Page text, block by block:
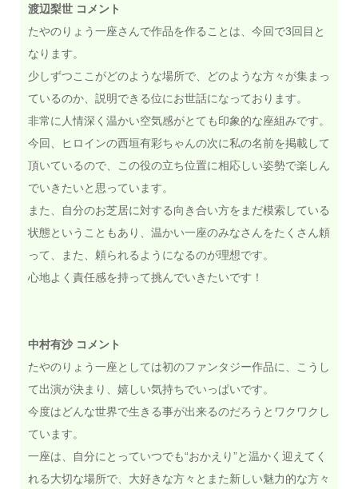
渡辺梨世 コメント
たやのりょう一座さんで作品を作ることは、今回で3回目と
なります。
少しずつここがどのような場所で、どのような方々が集まっ
ているのか、説明できる位にお世話になっております。
非常に人情深く温かい空気感がとても印象的な座組みです。
今回、ヒロインの西垣有彩ちゃんの次に私の名前を掲載して
頂いているので、この役の立ち位置に相応しい姿勢で楽しん
でいきたいと思っています。
また、自分のお芝居に対する向き合い方をまだ模索している
状態ということもあり、温かい一座のみなさんをたくさん頼
って、また、頼られるようになるのが理想です。
心地よく責任感を持って挑んでいきたいです！
中村有沙 コメント
たやのりょう一座としては初のファンタジー作品に、こうし
て出演が決まり、嬉しい気持ちでいっぱいです。
今度はどんな世界で生きる事が出来るのだろうとワクワクし
ています。
一座は、自分にとっていつでも“おかえり”と温かく迎えてく
れる大切な場所で、大好きな方々とまた新しい魅力的な方々